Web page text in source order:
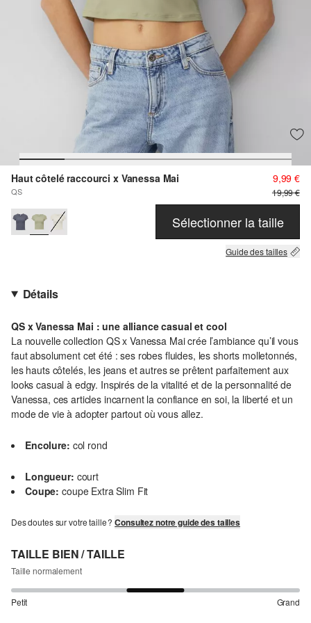
Haut côtelé raccourci x Vanessa Mai
QS
9,99 €
19,99 €
Sélectionner la taille
Guide des tailles
Détails
QS x Vanessa Mai : une alliance casual et cool
La nouvelle collection QS x Vanessa Mai crée l’ambiance qu’il vous
faut absolument cet été : ses robes fluides, les shorts molletonnés,
les hauts côtelés, les jeans et autres se prêtent parfaitement aux
looks casual à edgy. Inspirés de la vitalité et de la personnalité de
Vanessa, ces articles incarnent la confiance en soi, la liberté et un
mode de vie à adopter partout où vous allez.
Encolure: col rond
Longueur: court
Coupe: coupe Extra Slim Fit
Des doutes sur votre taille ?Consultez notre guide des tailles
TAILLE BIEN / TAILLE
Taille normalement
Petit Grand